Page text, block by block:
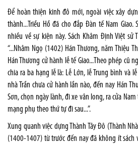
Để hoàn thiện kinh đô mới, ngoài việc xây
thành...Triều Hồ đã cho đắp Đàn tế Nam Giao.
nhiều về sự kiện này. Sách Khâm Định Việt sử
“...Nhâm Ngọ (1402) Hán Thương, năm Thiệu
Hán Thương cử hành lễ tế Giao...Theo phép cũ
chia ra ba hạng lễ là: Lễ Lớn, lễ Trung bình và
nhà Trần chưa cử hành lần nào, đến nay Hán
Sơn, chọn ngày lành, đi xe vân long, ra cửa
mạng phụ theo thứ tự đi sau...”.
Xung quanh việc dựng Thành Tây Đô (Thành
(1400-1407) từ trước đến nay đã không ít sách